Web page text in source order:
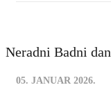
Neradni Badni
05. JANUAR 2026.